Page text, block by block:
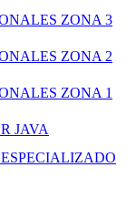
ZONA 3
ZONA 2
ZONA 1
JAVA